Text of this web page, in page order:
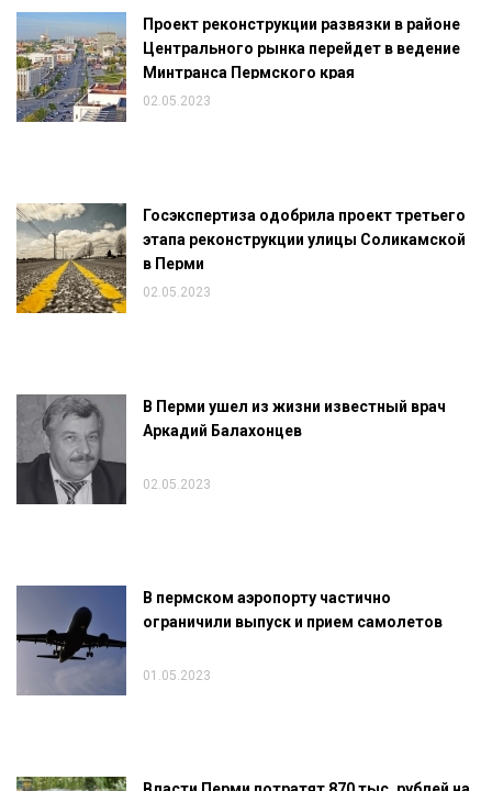
Проект реконструкции развязки в районе
Центрального рынка перейдет в ведение
Минтранса Пермского края
02.05.2023
Госэкспертиза одобрила проект третьего
этапа реконструкции улицы Соликамской
в Перми
02.05.2023
В Перми ушел из жизни известный врач
Аркадий Балахонцев
02.05.2023
В пермском аэропорту частично
ограничили выпуск и прием самолетов
01.05.2023